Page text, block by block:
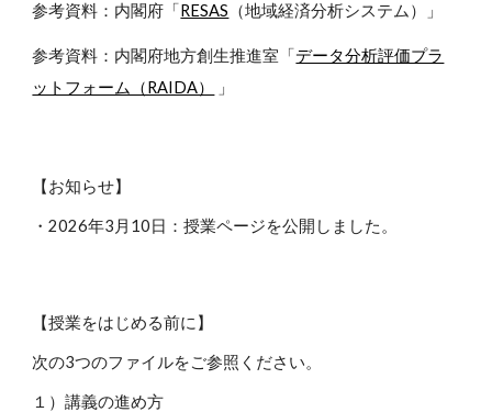
参考資料： 内閣府「RESAS （地域経済分析システム）」
参考資料： 内閣府地方創生推進室「データ分析評価プラ
ットフォーム（RAIDA）
」
【お知らせ】
・2026年3 月 10日：授業ページを公開しました。
【授業をはじめる前に】
次の3つのファイルをご参照ください。
１）講義の進め方